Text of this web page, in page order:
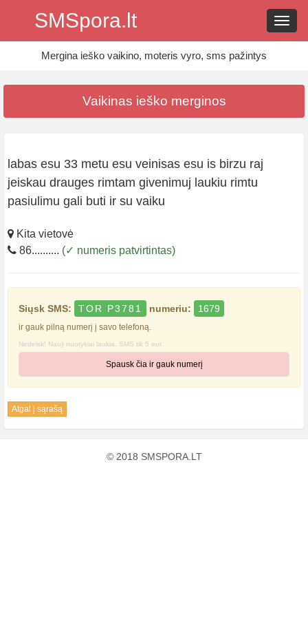
SMSpora.lt
Mergina ieško vaikino, moteris vyro, sms pažintys
Vaikinas ieško merginos
labas esu 33 metu esu veinisas esu is birzu raj
jeiskau drauges rimtam givenimuj laukiu rimtu
pasiulimu gali buti ir su vaiku
Kita vietovė
86.......... (✓ numeris patvirtintas)
Siųsk SMS: TOR P3781 numeriu: 1679
ir gauk pilną numerį į savo telefoną.
Nedelsk! Nauji nuotykiai laukia. SMS tik 5 eur.
Spausk čia ir gauk numerį
Atgal į sąrašą
© 2018 SMSPORA.LT